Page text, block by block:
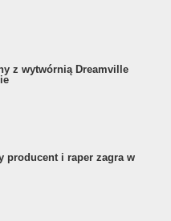
z wytwórnią Dreamville
producent i raper zagra w